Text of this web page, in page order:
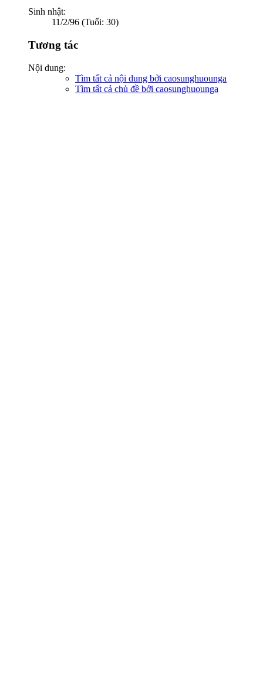
Sinh nhật:
11/2/96 (Tuổi: 30)
Tương tác
Nội dung:
Tìm tất cả nội dung bởi caosunghuounga
Tìm tất cả chủ đề bởi caosunghuounga